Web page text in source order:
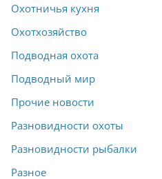
Охотничья кухня
Охотхозяйство
Подводная охота
Подводный мир
Прочие новости
Разновидности охоты
Разновидности рыбалки
Разное